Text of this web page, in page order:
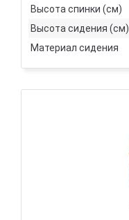
Высота спинки (см)
Высота сидения (см)
Материал сидения